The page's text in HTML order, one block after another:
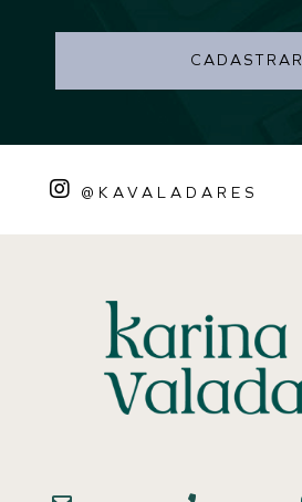
CADASTRAR
@KAVALADARES